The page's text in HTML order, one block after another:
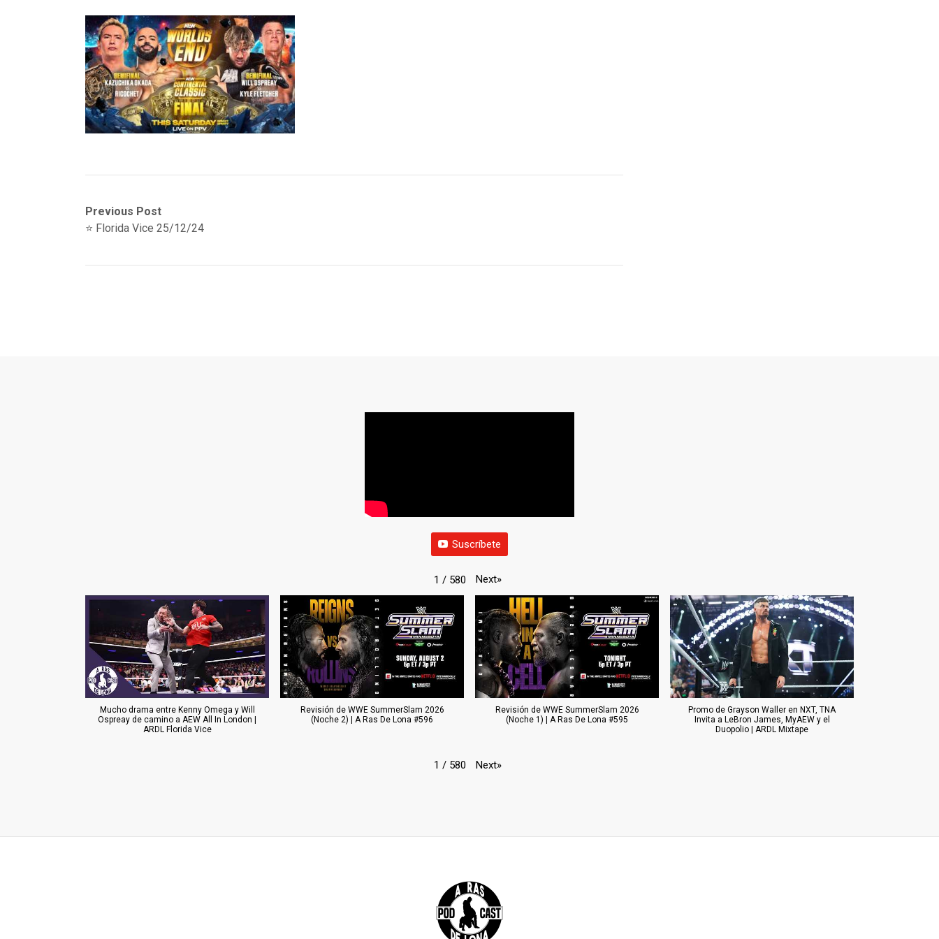
NavegaciónPrevious Post
⭐️ Florida Vice 25/12/24
Suscríbete
1 / 580 Next»
Mucho drama entre Kenny Omega y Will
Ospreay de camino a AEW All In London |
ARDL Florida Vice
Revisión de WWE SummerSlam 2026
(Noche 2) | A Ras De Lona #596
Revisión de WWE SummerSlam 2026
(Noche 1) | A Ras De Lona #595
Promo de Grayson Waller en NXT, TNA
Invita a LeBron James, MyAEW y el
Duopolio | ARDL Mixtape
1 / 580 Next»